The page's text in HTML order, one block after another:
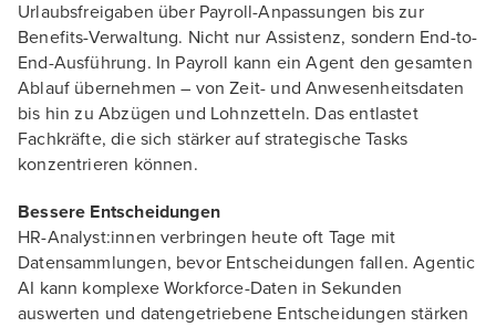
Urlaubsfreigaben über Payroll-Anpassungen bis zur
Benefits-Verwaltung. Nicht nur Assistenz, sondern End-to-
End-Ausführung. In Payroll kann ein Agent den gesamten
Ablauf übernehmen – von Zeit- und Anwesenheitsdaten
bis hin zu Abzügen und Lohnzetteln. Das entlastet
Fachkräfte, die sich stärker auf strategische Tasks
konzentrieren können.
Bessere Entscheidungen
HR-Analyst:innen verbringen heute oft Tage mit
Datensammlungen, bevor Entscheidungen fallen. Agentic
AI kann komplexe Workforce-Daten in Sekunden
auswerten und datengetriebene Entscheidungen stärken